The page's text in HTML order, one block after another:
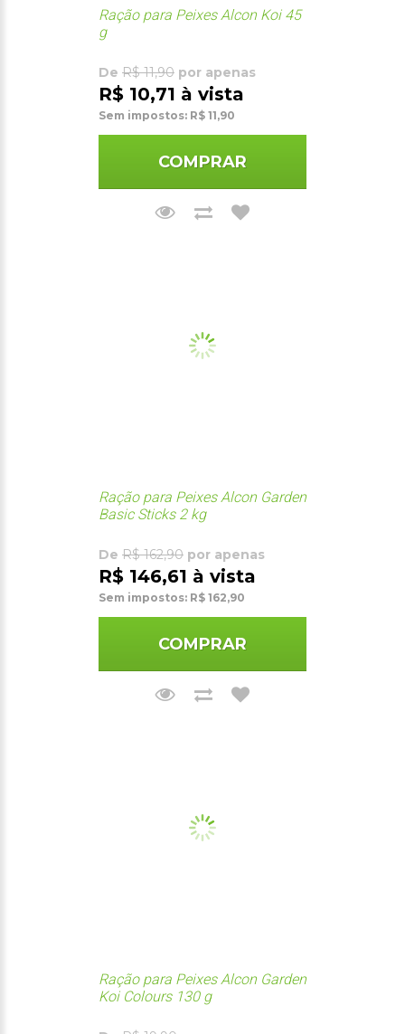
Ração para Peixes Alcon Koi 45
g
De R$ 11,90 por apenas
R$ 10,71 à vista
Sem impostos: R$ 11,90
COMPRAR
Ração para Peixes Alcon Garden
Basic Sticks 2 kg
De R$ 162,90 por apenas
R$ 146,61 à vista
Sem impostos: R$ 162,90
COMPRAR
Ração para Peixes Alcon Garden
Koi Colours 130 g